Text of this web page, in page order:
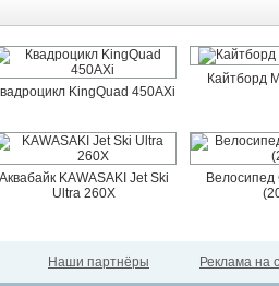
KingQuad 450AXi
Кайтборд
Аквабайк KAWASAKI Jet Ski
Ultra 260X
Велосипед
Наши партнёры Реклама на